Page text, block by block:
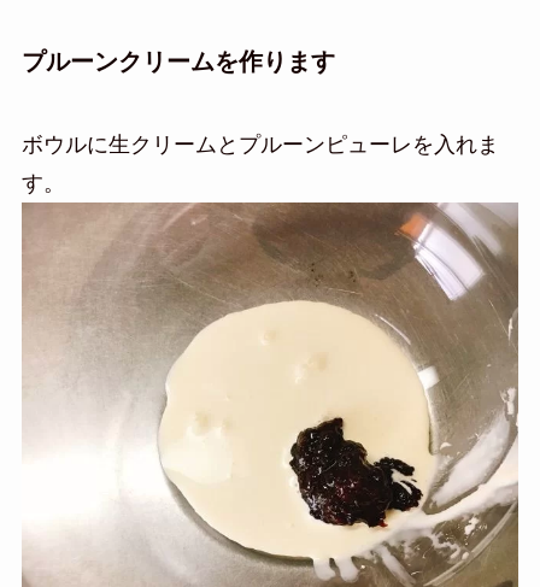
プルーンクリームを作ります
ボウルに生クリームとプルーンピューレを入れま
す。